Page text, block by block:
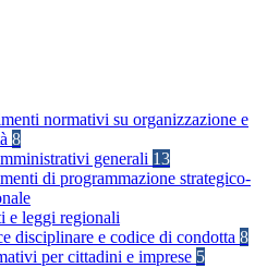
normativi su organizzazione e
8
generali 13
di programmazione strategico-
e leggi regionali
disciplinare e codice di condotta 8
per cittadini e imprese 5